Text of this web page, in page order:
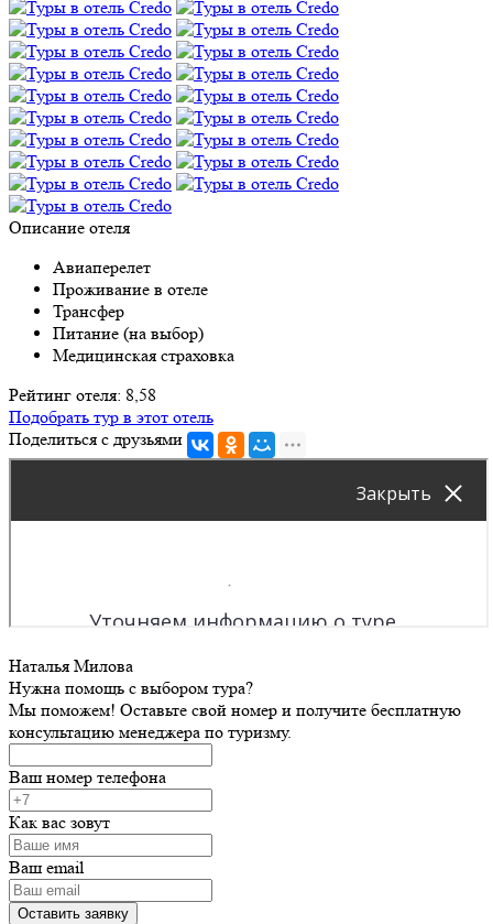
Описание отеля
Авиаперелет
Проживание в отеле
Трансфер
Питание (на выбор)
Медицинская страховка
Рейтинг отеля: 8,58
Подобрать тур в этот отель
Поделиться с друзьями
Наталья Милова
Нужна помощь с выбором тура?
Мы поможем! Оставьте свой номер и получите бесплатную
консультацию менеджера по туризму.
Ваш номер телефона
Как вас зовут
Ваш email